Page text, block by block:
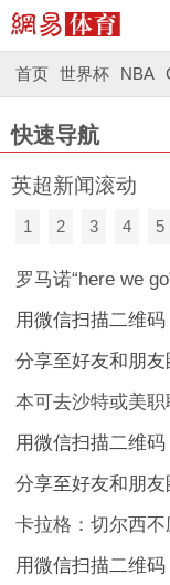
首页 世界杯 NBA
快速导航
英超新闻滚动
1 2 3 4 5
罗马诺“here we
用微信扫描二维码
分享至好友和朋友
本可去沙特或美
用微信扫描二维码
分享至好友和朋友
卡拉格：切尔西
用微信扫描二维码